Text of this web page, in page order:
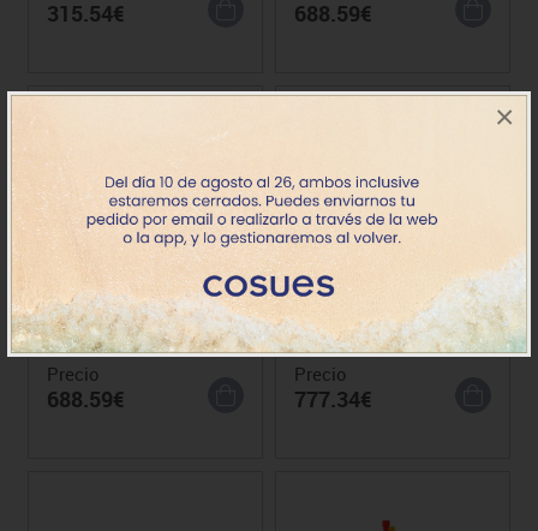
×
315.54€ 688.59€
Cajonera 3 caj. frente
metacril. Blanco
Precio
688.59€
Cajonera 4 caj. frente
metacril. Haya
Precio
777.34€